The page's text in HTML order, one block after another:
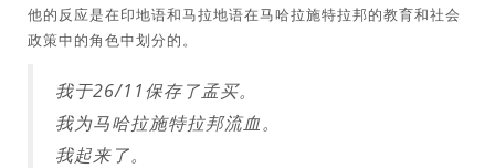
他的反应是在印地语和马拉地语在马哈拉施特拉邦的教育和社会
政策中的角色中划分的。
我于26/11保存了孟买。
我为马哈拉施特拉邦流血。
我起来了。